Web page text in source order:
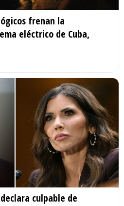
frenan la
eléctrico de Cuba,
culpable de